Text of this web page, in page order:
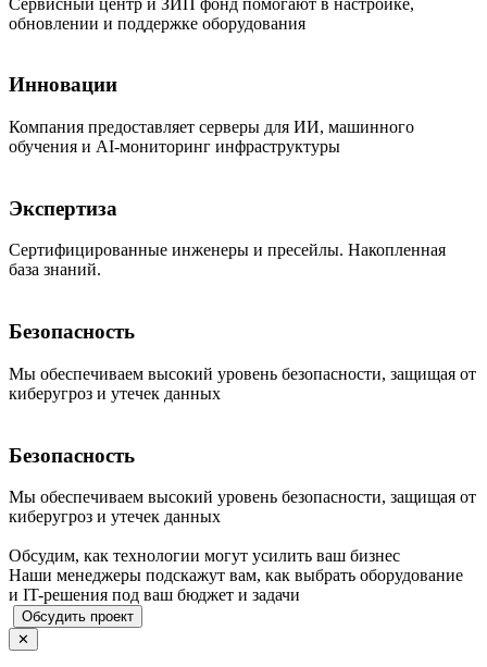
обновлении и поддержке оборудования
Инновации
Компания предоставляет серверы для ИИ, машинного
обучения и AI-мониторинг инфраструктуры
Экспертиза
Сертифицированные инженеры и пресейлы. Накопленная
база знаний.
Безопасность
Мы обеспечиваем высокий уровень безопасности, защищая от
киберугроз и утечек данных
Безопасность
Мы обеспечиваем высокий уровень безопасности, защищая от
киберугроз и утечек данных
Обсудим, как технологии могут усилить ваш бизнес
Наши менеджеры подскажут вам, как выбрать оборудование
и IT-решения под ваш бюджет и задачи
Обсудить проект
✕